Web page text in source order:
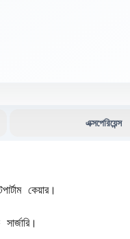
এক্সপেরিয়েন্স
কেয়ার।
সার্জারি।